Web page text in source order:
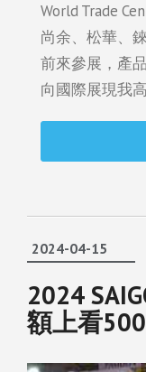
World Trade
尚余、松華、
前來參展，產
向國際展現我
2024-04-15
2024
額上看